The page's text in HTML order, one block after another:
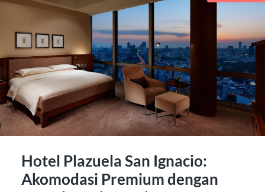
Hotel Plazuela San Ignacio:
Akomodasi Premium dengan